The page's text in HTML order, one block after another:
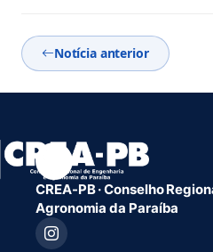
Notícia anterior
CREA-PB · Conselho
Agronomia da Paraíba